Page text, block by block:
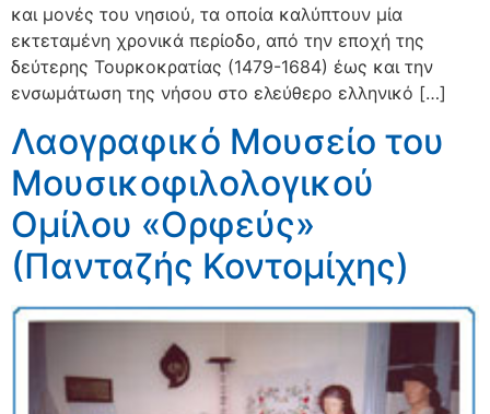
και μονές του νησιού, τα οποία καλύπτουν μία
εκτεταμένη χρονικά περίοδο, από την εποχή της
δεύτερης Τουρκοκρατίας (1479-1684) έως και την
ενσωμάτωση της νήσου στο ελεύθερο ελληνικό […]
Λαογραφικό Μουσείο του
Μουσικοφιλολογικού
Ομίλου «Ορφεύς»
(Πανταζής Κοντομίχης)